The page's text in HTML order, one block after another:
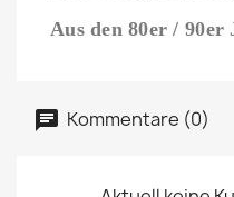
Aus den 80er / 90er
Kommentare (0)